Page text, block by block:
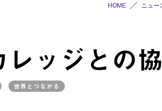
HOME ニュー
ッジとの
世界とつながる